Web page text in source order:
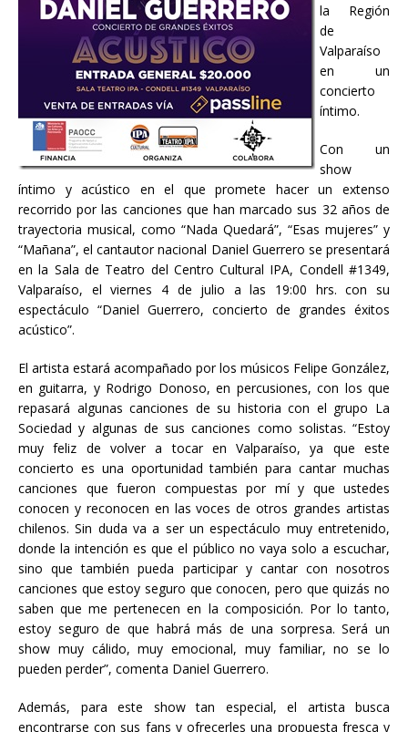
la Región
de
Valparaíso
en un
concierto
íntimo.
Con un
show
íntimo y acústico en el que promete hacer un extenso
recorrido por las canciones que han marcado sus 32 años de
trayectoria musical, como “Nada Quedará”, “Esas mujeres” y
“Mañana”, el cantautor nacional Daniel Guerrero se presentará
en la Sala de Teatro del Centro Cultural IPA, Condell #1349,
Valparaíso, el viernes 4 de julio a las 19:00 hrs. con su
espectáculo “Daniel Guerrero, concierto de grandes éxitos
acústico”.
El artista estará acompañado por los músicos Felipe González,
en guitarra, y Rodrigo Donoso, en percusiones, con los que
repasará algunas canciones de su historia con el grupo La
Sociedad y algunas de sus canciones como solistas. “Estoy
muy feliz de volver a tocar en Valparaíso, ya que este
concierto es una oportunidad también para cantar muchas
canciones que fueron compuestas por mí y que ustedes
conocen y reconocen en las voces de otros grandes artistas
chilenos. Sin duda va a ser un espectáculo muy entretenido,
donde la intención es que el público no vaya solo a escuchar,
sino que también pueda participar y cantar con nosotros
canciones que estoy seguro que conocen, pero que quizás no
saben que me pertenecen en la composición. Por lo tanto,
estoy seguro de que habrá más de una sorpresa. Será un
show muy cálido, muy emocional, muy familiar, no se lo
pueden perder”, comenta Daniel Guerrero.
Además, para este show tan especial, el artista busca
encontrarse con sus fans y ofrecerles una propuesta fresca y